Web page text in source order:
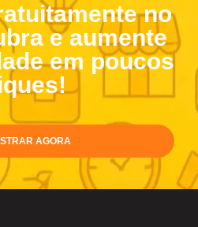
no
e aumente
em poucos
AGORA